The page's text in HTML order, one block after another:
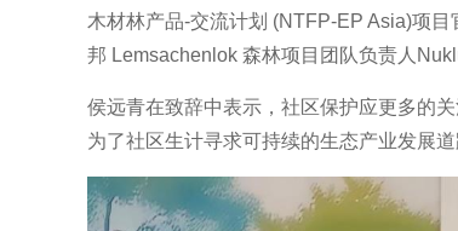
木材林产品-交流计划 (NTFP-EP Asia)项
邦 Lemsachenlok 森林项目团队负责人
侯远青在致辞中表示，社区保护应更多的
为了社区生计寻求可持续的生态产业发展道